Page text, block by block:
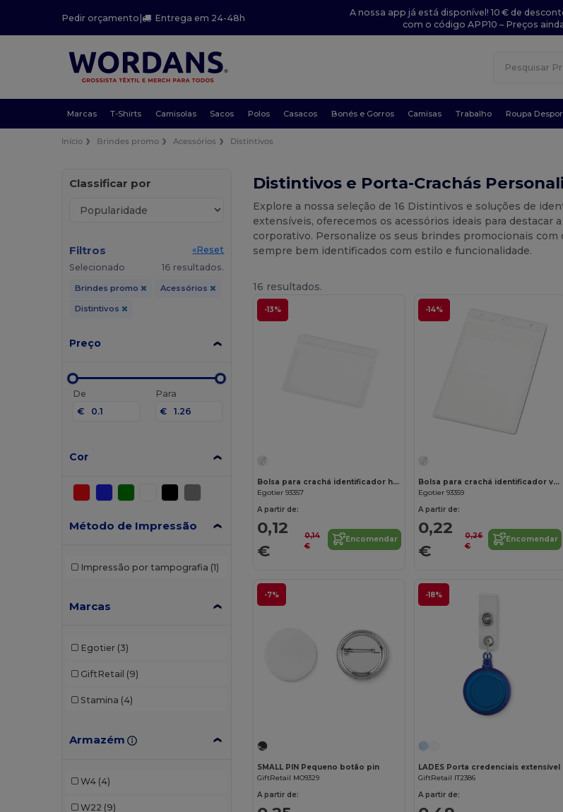
Pedir orçamento| Entrega em 24-48h
A nossa app já está disponível! 10 € de
com o código APP10 – Preços
Marcas T-Shirts Camisolas Sacos Polos Casacos Bonés e Gorros Camisas Trabalho Roupa
Início Brindes promo Acessórios Distintivos
Classificar por
Filtros
«Reset
Selecionado
16 resultados.
Brindes promo Acessórios
Distintivos
Preço
De
€
Para
€
Cor
Método de Impressão
Impressão por tampografia (1)
Marcas
Egotier (3)
GiftRetail (9)
Stamina (4)
Armazém
W4 (4)
W22 (9)
Distintivos e Porta-Crachás
Explore a nossa seleção de 16 Distintivos e soluções de
extensíveis, oferecemos os acessórios ideais para destacar
corporativo. Personalize os seus brindes promocionais
sempre bem identificados com estilo e funcionalidade.
16 resultados.
-13%
Bolsa para crachá identificador horizontal em PVC
Egotier 93357
A partir de:
0,12
€
0,14
€
Encomendar
-14%
Bolsa para crachá identificador vertical em PVC
Egotier 93359
A partir de:
0,22
€
0,26
€
Encomendar
-7%
SMALL PIN Pequeno botão pin
GiftRetail MO9329
A partir de:
-18%
LADES Porta credenciais extensível
GiftRetail IT2386
A partir de: